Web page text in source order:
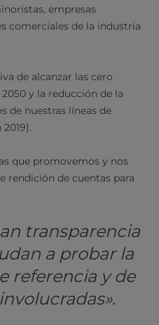
empresas
comerciales de la industria
de alcanzar las cero
y la reducción de la
de nuestras líneas de
que promovemos y nos
rendición de cuentas para
transparencia
a probar la
referencia y de